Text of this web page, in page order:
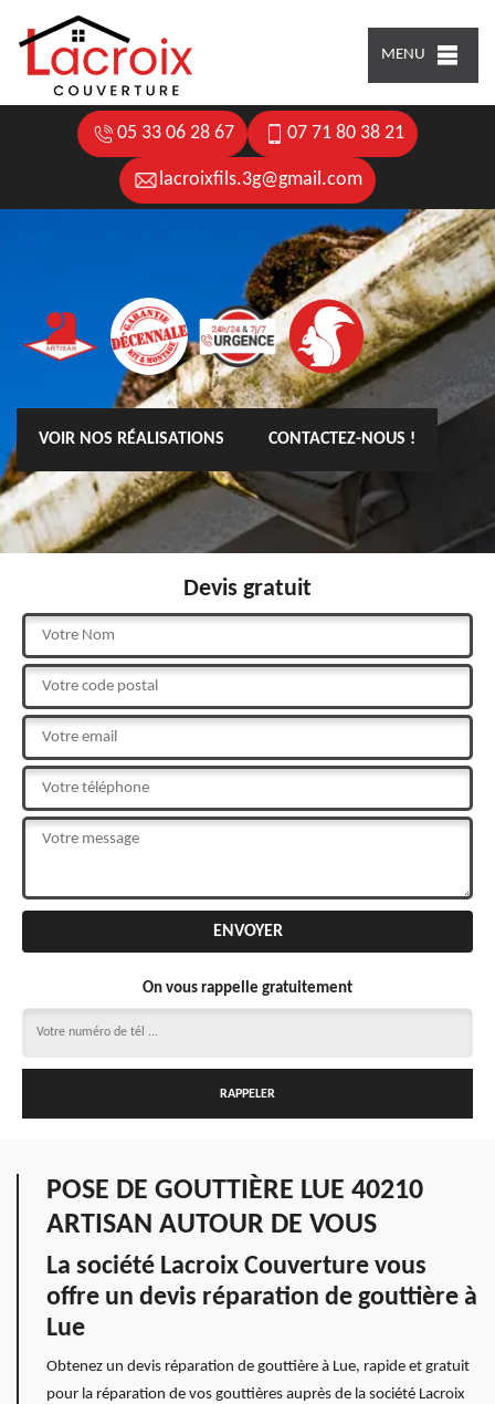
MENU
05 33 06 28 67 07 71 80 38 21
lacroixfils.3g@gmail.com
VOIR NOS RÉALISATIONS CONTACTEZ-NOUS !
Devis gratuit
On vous rappelle gratuitement
POSE DE GOUTTIÈRE LUE 40210
ARTISAN AUTOUR DE VOUS
La société Lacroix Couverture vous
offre un devis réparation de gouttière à
Lue
Obtenez un devis réparation de gouttière à Lue, rapide et gratuit
pour la réparation de vos gouttières auprès de la société Lacroix